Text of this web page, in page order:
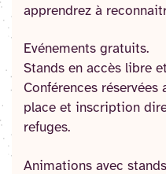
apprendrez à
Evénements gratuits.
Stands en accès libre
Conférences
place et inscription
refuges.
Animations avec